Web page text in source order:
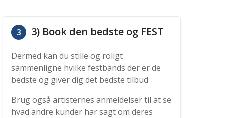
3 3) Book den bedste og FEST
Dermed kan du stille og roligt
sammenligne hvilke festbands der er de
bedste og giver dig det bedste tilbud
Brug også artisternes anmeldelser til at se
hvad andre kunder har sagt om deres